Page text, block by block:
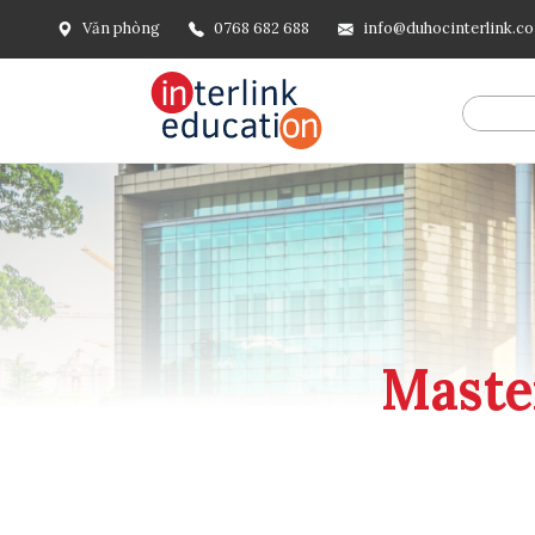
Văn phòng 0768 682 688
@include('frontend.layouts.schema-org', [ 'type' =>
url('/'), ], [ '@type' => 'ListItem', 'position' => 2, 'name' =>
=> url()->current(), ], ], ], ])